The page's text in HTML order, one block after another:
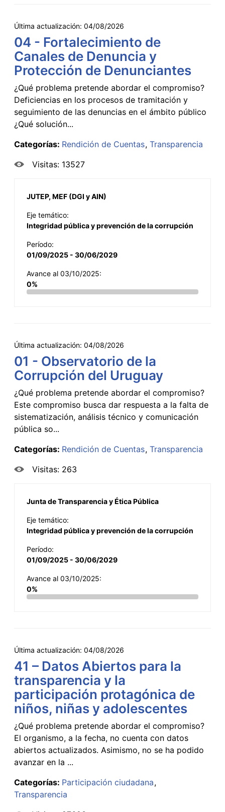
Última actualización: 04/08/2026
04 - Fortalecimiento de
Canales de Denuncia y
Protección de Denunciantes
¿Qué problema pretende abordar el compromiso?
Deficiencias en los procesos de tramitación y
seguimiento de las denuncias en el ámbito público
¿Qué solución...
Categorías: Rendición de Cuentas Transparencia
Visitas: 13527
JUTEP, MEF (DGI y AIN)
Eje temático:
Integridad pública y prevención de la corrupción
Período:
01/09/2025 - 30/06/2029
Avance al 03/10/2025:
0%
Última actualización: 04/08/2026
01 - Observatorio de la
Corrupción del Uruguay
¿Qué problema pretende abordar el compromiso?
Este compromiso busca dar respuesta a la falta de
sistematización, análisis técnico y comunicación
pública so...
Categorías: Rendición de Cuentas Transparencia
Visitas: 263
Junta de Transparencia y Ética Pública
Eje temático:
Integridad pública y prevención de la corrupción
Período:
01/09/2025 - 30/06/2029
Avance al 03/10/2025:
0%
Última actualización: 04/08/2026
41 – Datos Abiertos para la
transparencia y la
participación protagónica de
niños, niñas y adolescentes
¿Qué problema pretende abordar el compromiso?
El organismo, a la fecha, no cuenta con datos
abiertos actualizados. Asimismo, no se ha podido
avanzar en la ...
Categorías: Participación ciudadana
Transparencia